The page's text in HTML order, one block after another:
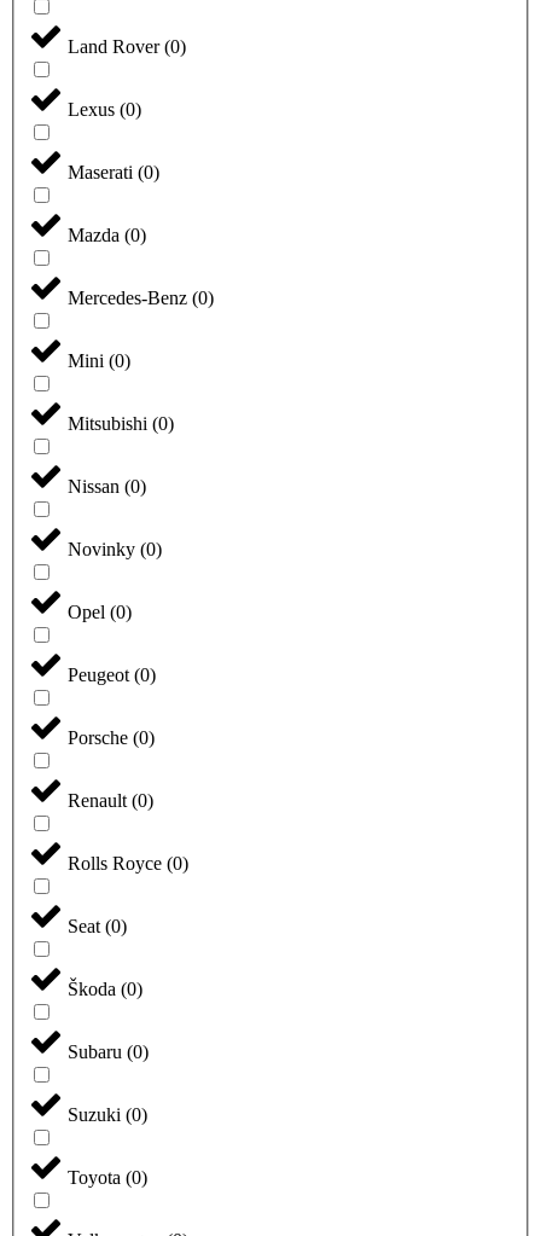
Land Rover(0)
Lexus (0)
Maserati (0)
Mazda (0)
Mercedes-Benz (0)
Mini (0)
Mitsubishi (0)
Nissan (0)
Novinky (0)
Opel (0)
Peugeot (0)
Porsche (0)
Renault (0)
Rolls Royce (0)
Seat (0)
Škoda (0)
Subaru (0)
Suzuki (0)
Toyota (0)